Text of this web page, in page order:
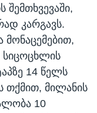
შემთხვევაში,
კარგავს.
მონაცემებით,
სიცოცხლის
14 წელს
მილანის
10